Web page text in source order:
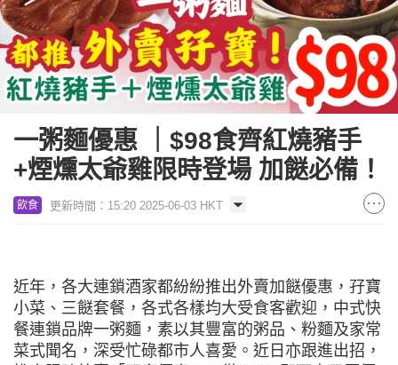
一粥麵優惠 ｜$98食齊紅燒豬手
+煙燻太爺雞限時登場 加餸必備！
飲食 更新時間：15:20 2025-06-03 HKT
近年，各大連鎖酒家都紛紛推出外賣加餸優惠，孖寶
小菜、三餸套餐，各式各樣均大受食客歡迎，中式快
餐連鎖品牌一粥麵，素以其豐富的粥品、粉麵及家常
菜式聞名，深受忙碌都市人喜愛。近日亦跟進出招，